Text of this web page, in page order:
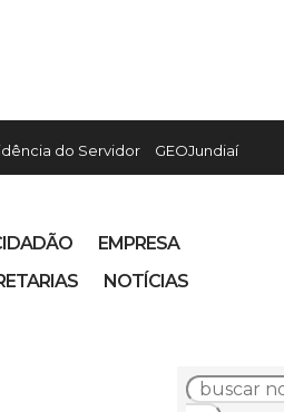
do Servidor GEOJundiaí
EMPRESA
NOTÍCIAS